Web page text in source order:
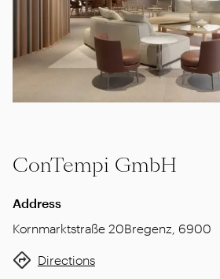
ConTempi GmbH
Address
Kornmarktstraße 20Bregenz 6900
Directions